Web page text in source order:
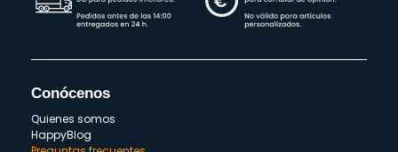
Conócenos
Quienes somos
HappyBlog